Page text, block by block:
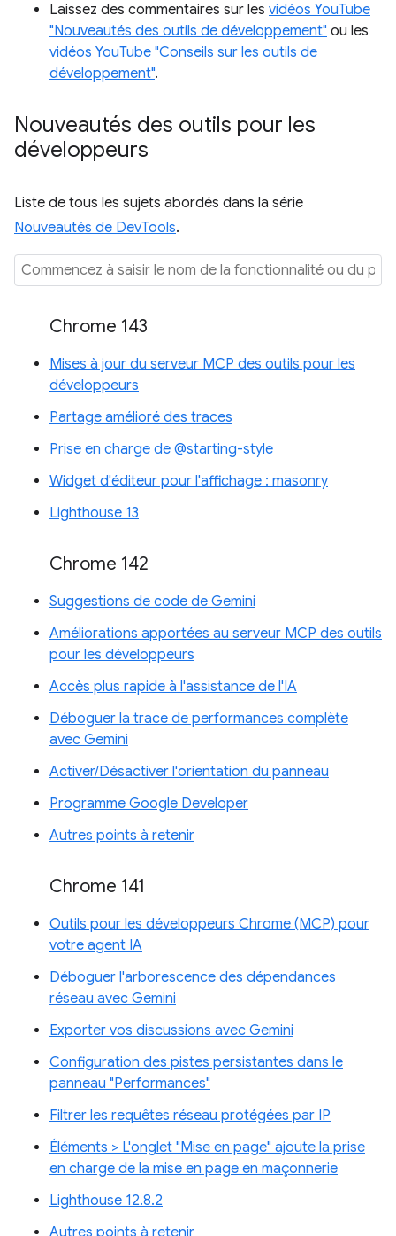
Laissez des commentaires sur les vidéos YouTube
"Nouveautés des outils de développement" ou les
vidéos YouTube "Conseils sur les outils de
développement".
Nouveautés des outils pour les
développeurs
Liste de tous les sujets abordés dans la série
Nouveautés de DevTools.
Chrome 143
Mises à jour du serveur MCP des outils pour les
développeurs
Partage amélioré des traces
Prise en charge de @starting-style
Widget d'éditeur pour l'affichage : masonry
Lighthouse 13
Chrome 142
Suggestions de code de Gemini
Améliorations apportées au serveur MCP des outils
pour les développeurs
Accès plus rapide à l'assistance de l'IA
Déboguer la trace de performances complète
avec Gemini
Activer/Désactiver l'orientation du panneau
Programme Google Developer
Autres points à retenir
Chrome 141
Outils pour les développeurs Chrome (MCP) pour
votre agent IA
Déboguer l'arborescence des dépendances
réseau avec Gemini
Exporter vos discussions avec Gemini
Configuration des pistes persistantes dans le
panneau "Performances"
Filtrer les requêtes réseau protégées par IP
Éléments > L'onglet "Mise en page" ajoute la prise
en charge de la mise en page en maçonnerie
Lighthouse 12.8.2